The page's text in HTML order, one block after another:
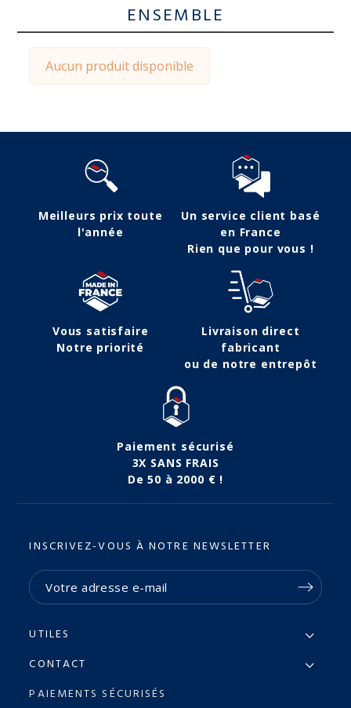
ENSEMBLE
Aucun produit disponible
Meilleurs prix toute
l'année
Un service client basé
en France
Rien que pour vous !
Vous satisfaire
Notre priorité
Livraison direct
fabricant
ou de notre entrepôt
Paiement sécurisé
3X SANS FRAIS
De 50 à 2000 € !
INSCRIVEZ-VOUS À NOTRE NEWSLETTER
UTILES
CONTACT
PAIEMENTS SÉCURISÉS